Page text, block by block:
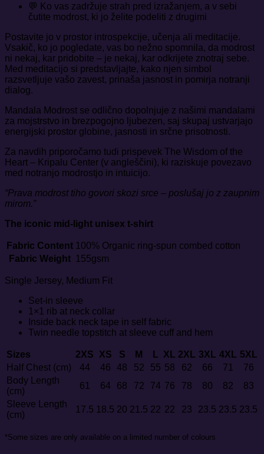
💬 Ko vas zadržuje strah pred izražanjem, a v sebi
čutite modrost, ki jo želite podeliti z drugimi
Postavite jo v prostor introspekcije, učenja ali meditacije.
Vsakič, ko jo pogledate, vas bo nežno spomnila, da modrost
ni nekaj, kar pridobite – je nekaj, kar odkrijete znotraj sebe.
Med meditacijo si predstavljajte, kako njen simbol
razsvetljuje vašo zavest, prinaša jasnost in pomirja notranji
dialog.
Mandala Modrost se odlično dopolnjuje z našimi mandalami
za mojstrstvo in brezpogojno ljubezen, saj skupaj ustvarjajo
energijski prostor globine, jasnosti in srčne prisotnosti.
Za navdih priporočamo tudi prispevek The Wisdom of the
Heart – Kripalu Center (v angleščini), ki raziskuje povezavo
med notranjo modrostjo in intuicijo.
“Prava modrost tiho govori skozi srce – poslušaj jo z zaupnim
mirom.”
The iconic mid-light unisex t-shirt
Fabric Content 100% Organic ring-spun combed cotton
Fabric Weight 155gsm
Single Jersey, Medium Fit
Set-in sleeve
1×1 rib at neck collar
Inside back neck tape in self fabric
Twin needle topstitch at sleeve cuff and hem
Sizes 2XS XS S M L XL 2XL 3XL 4XL 5XL
Half Chest (cm)
44 46 48 52 55 58 62 66 71
76
Body Length
(cm)
61 64 68 72 74 76 78 80 82
83
Sleeve Length
(cm)
17.5 18.5 20 21.5 22 22 23 23.5 23.5 23.5
*Some sizes are only available on a limited number of colours